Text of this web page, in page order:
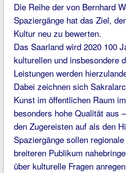
Die Reihe der von Bernhard
Spaziergänge hat das Ziel,
Kultur neu zu bewerten.
Das Saarland wird 2020 100
kulturellen und insbesondere
Leistungen werden
Dabei zeichnen sich
Kunst im öffentlichen Raum
besonders hohe Qualität aus
den Zugereisten auf als den
Spaziergänge sollen
breiteren Publikum
über kulturelle Fragen